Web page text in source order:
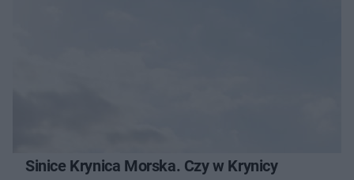
Sinice Krynica Morska. Czy w Krynicy